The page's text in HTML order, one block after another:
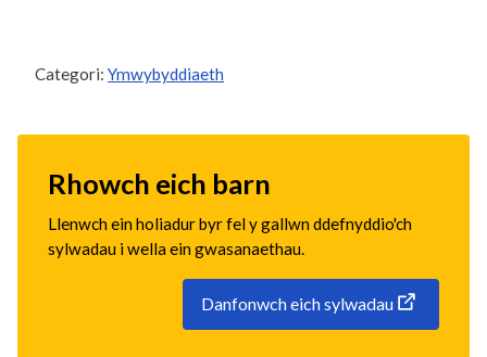
Categori: Ymwybyddiaeth
Rhowch eich barn
Llenwch ein holiadur byr fel y gallwn ddefnyddio'ch
sylwadau i wella ein gwasanaethau.
Danfonwch eich sylwadau